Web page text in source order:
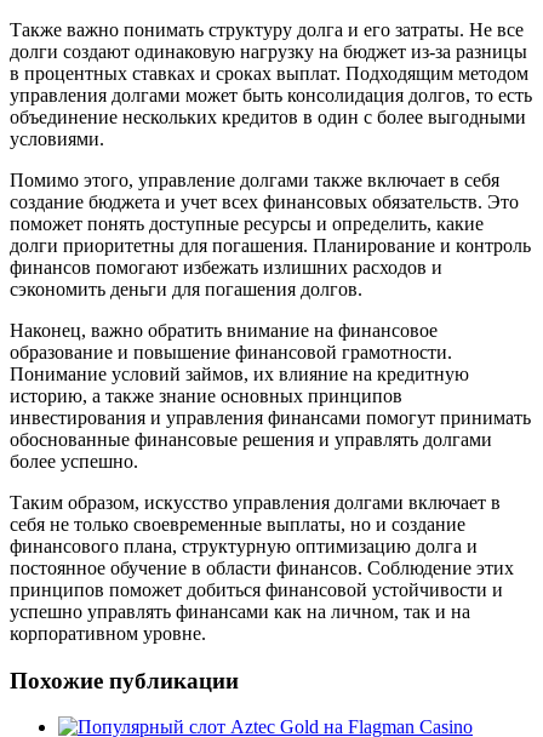
Также важно понимать структуру долга и его затраты. Не все
долги создают одинаковую нагрузку на бюджет из-за разницы
в процентных ставках и сроках выплат. Подходящим методом
управления долгами может быть консолидация долгов, то есть
объединение нескольких кредитов в один с более выгодными
условиями.
Помимо этого, управление долгами также включает в себя
создание бюджета и учет всех финансовых обязательств. Это
поможет понять доступные ресурсы и определить, какие
долги приоритетны для погашения. Планирование и контроль
финансов помогают избежать излишних расходов и
сэкономить деньги для погашения долгов.
Наконец, важно обратить внимание на финансовое
образование и повышение финансовой грамотности.
Понимание условий займов, их влияние на кредитную
историю, а также знание основных принципов
инвестирования и управления финансами помогут принимать
обоснованные финансовые решения и управлять долгами
более успешно.
Таким образом, искусство управления долгами включает в
себя не только своевременные выплаты, но и создание
финансового плана, структурную оптимизацию долга и
постоянное обучение в области финансов. Соблюдение этих
принципов поможет добиться финансовой устойчивости и
успешно управлять финансами как на личном, так и на
корпоративном уровне.
Похожие публикации